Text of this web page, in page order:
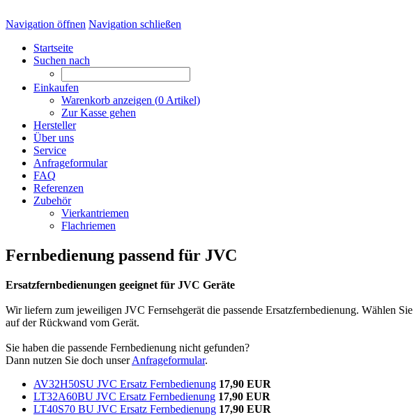
Navigation öffnen Navigation schließen
Startseite
Suchen nach
Einkaufen
Warenkorb anzeigen (0 Artikel)
Zur Kasse gehen
Hersteller
Über uns
Service
Anfrageformular
FAQ
Referenzen
Zubehör
Vierkantriemen
Flachriemen
Fernbedienung passend für JVC
Ersatzfernbedienungen geeignet für JVC Geräte
Wir liefern zum jeweiligen JVC Fernsehgerät die passende Ersatzfernbedienung. Wählen
auf der Rückwand vom Gerät.
Sie haben die passende Fernbedienung nicht gefunden?
Dann nutzen Sie doch unserAnfrageformular.
AV32H50SU JVC Ersatz Fernbedienung 17,90 EUR
LT32A60BU JVC Ersatz Fernbedienung 17,90 EUR
LT40S70 BU JVC Ersatz Fernbedienung 17,90 EUR